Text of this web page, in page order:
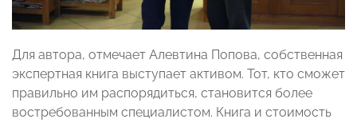
Для автора, отмечает Алевтина Попова, собственная
экспертная книга выступает активом. Тот, кто сможет
правильно им распорядиться, становится более
востребованным специалистом. Книга и стоимость